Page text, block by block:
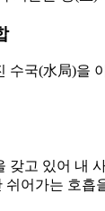
수국(水局)을
갖고 있어 내
어가는 호흡